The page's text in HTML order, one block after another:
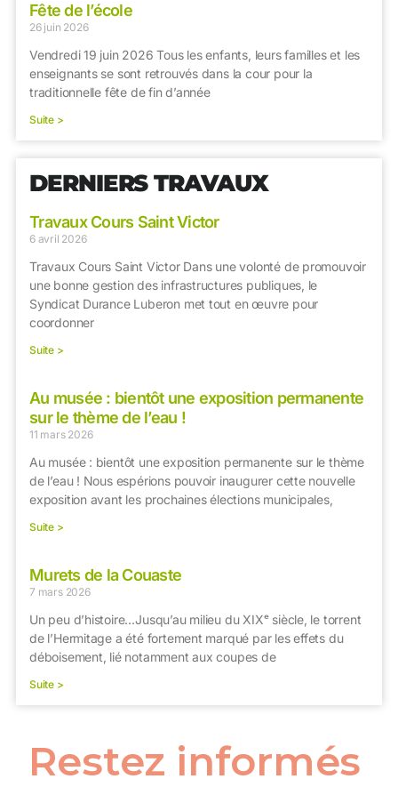
Fête de l’école
26 juin 2026
Vendredi 19 juin 2026 Tous les enfants, leurs familles et les
enseignants se sont retrouvés dans la cour pour la
traditionnelle fête de fin d’année
Suite >
DERNIERS TRAVAUX
Travaux Cours Saint Victor
6 avril 2026
Travaux Cours Saint Victor Dans une volonté de promouvoir
une bonne gestion des infrastructures publiques, le
Syndicat Durance Luberon met tout en œuvre pour
coordonner
Suite >
Au musée : bientôt une exposition permanente
sur le thème de l’eau !
11 mars 2026
Au musée : bientôt une exposition permanente sur le thème
de l’eau ! Nous espérions pouvoir inaugurer cette nouvelle
exposition avant les prochaines élections municipales,
Suite >
Murets de la Couaste
7 mars 2026
Un peu d’histoire…Jusqu’au milieu du XIXᵉ siècle, le torrent
de l’Hermitage a été fortement marqué par les effets du
déboisement, lié notamment aux coupes de
Suite >
Restez informés